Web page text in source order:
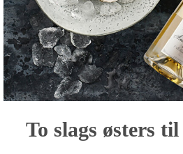
To slags østers